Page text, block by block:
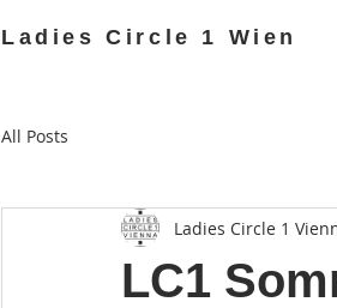
Ladies Circle 1 Wien
All Posts
LC1
Ladies Circle 1